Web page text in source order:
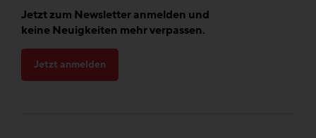
Jetzt zum Newsletter anmelden und
keine Neuigkeiten mehr verpassen.
Jetzt anmelden